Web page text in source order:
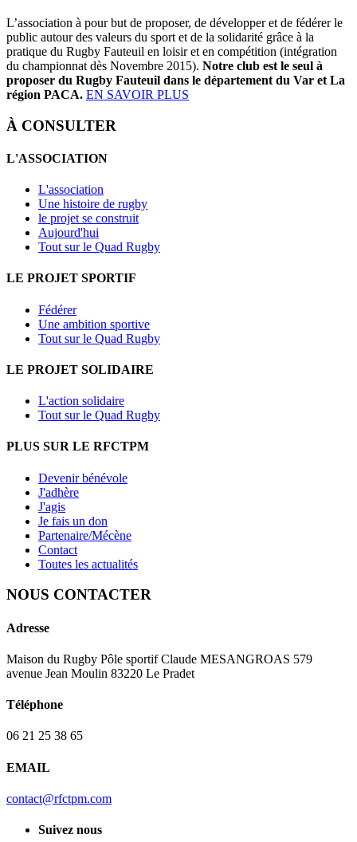
L’association à pour but de proposer, de développer et de fédérer le
public autour des valeurs du sport et de la solidarité grâce à la
pratique du Rugby Fauteuil en loisir et en compétition (intégration
du championnat dès Novembre 2015). Notre club est le seul à
proposer du Rugby Fauteuil dans le département du Var et La
région PACA. EN SAVOIR PLUS
À CONSULTER
L'ASSOCIATION
L'association
Une histoire de rugby
le projet se construit
Aujourd'hui
Tout sur le Quad Rugby
LE PROJET SPORTIF
Fédérer
Une ambition sportive
Tout sur le Quad Rugby
LE PROJET SOLIDAIRE
L'action solidaire
Tout sur le Quad Rugby
PLUS SUR LE RFCTPM
Devenir bénévole
J'adhère
J'agis
Je fais un don
Partenaire/Mécène
Contact
Toutes les actualités
NOUS CONTACTER
Adresse
Maison du Rugby Pôle sportif Claude MESANGROAS 579
avenue Jean Moulin 83220 Le Pradet
Téléphone
06 21 25 38 65
EMAIL
contact@rfctpm.com
Suivez nous